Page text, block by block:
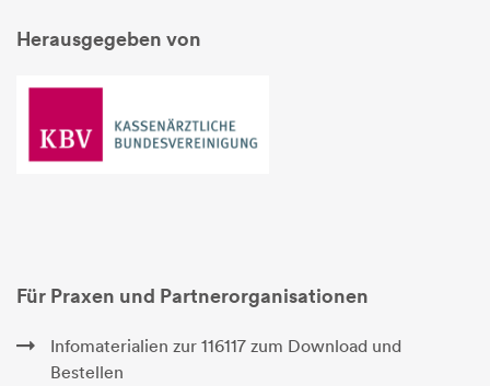
Herausgegeben von
Für Praxen und Partnerorganisationen
Infomaterialien zur 116117 zum Download und
Bestellen